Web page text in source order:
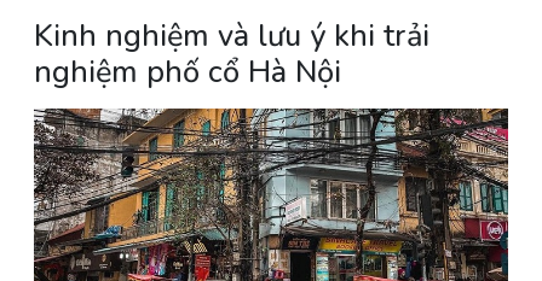
Kinh nghiệm và lưu ý khi trải
nghiệm phố cổ Hà Nội